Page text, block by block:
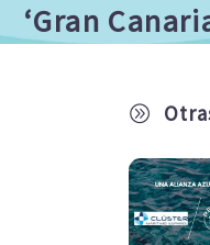
‘Gran
A